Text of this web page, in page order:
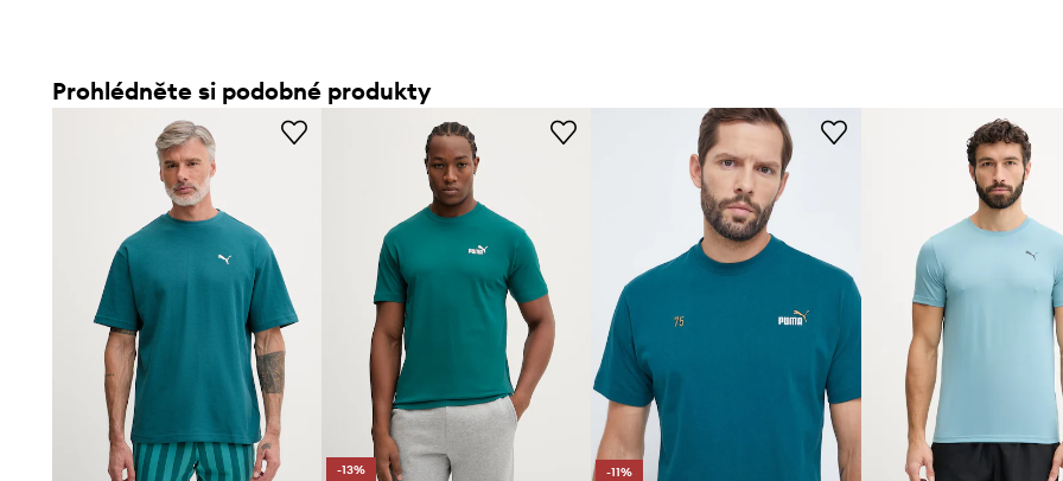
Prohlédněte si podobné produkty
-13%
-11%